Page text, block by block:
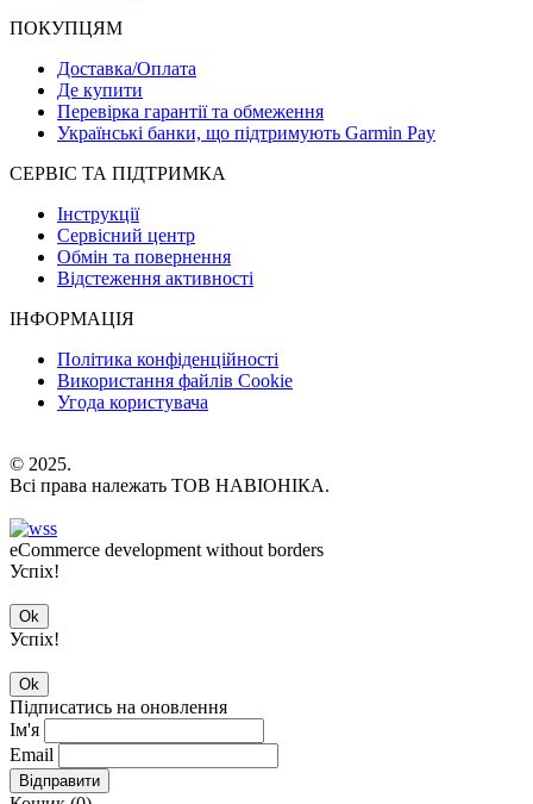
ПОКУПЦЯМ
Доставка/Оплата
Де купити
Перевірка гарантії та обмеження
Українські банки, що підтримують Garmin Pay
СЕРВІС ТА ПІДТРИМКА
Інструкції
Сервісний центр
Обмін та повернення
Відстеження активності
ІНФОРМАЦІЯ
Політика конфіденційності
Використання файлів Cookie
Угода користувача
© 2025.
Всі права належать ТОВ НАВІОНІКА.
eCommerce development without borders
Успіх!
Ok
Успіх!
Ok
Підписатись на оновлення
Ім'я
Email
Відправити